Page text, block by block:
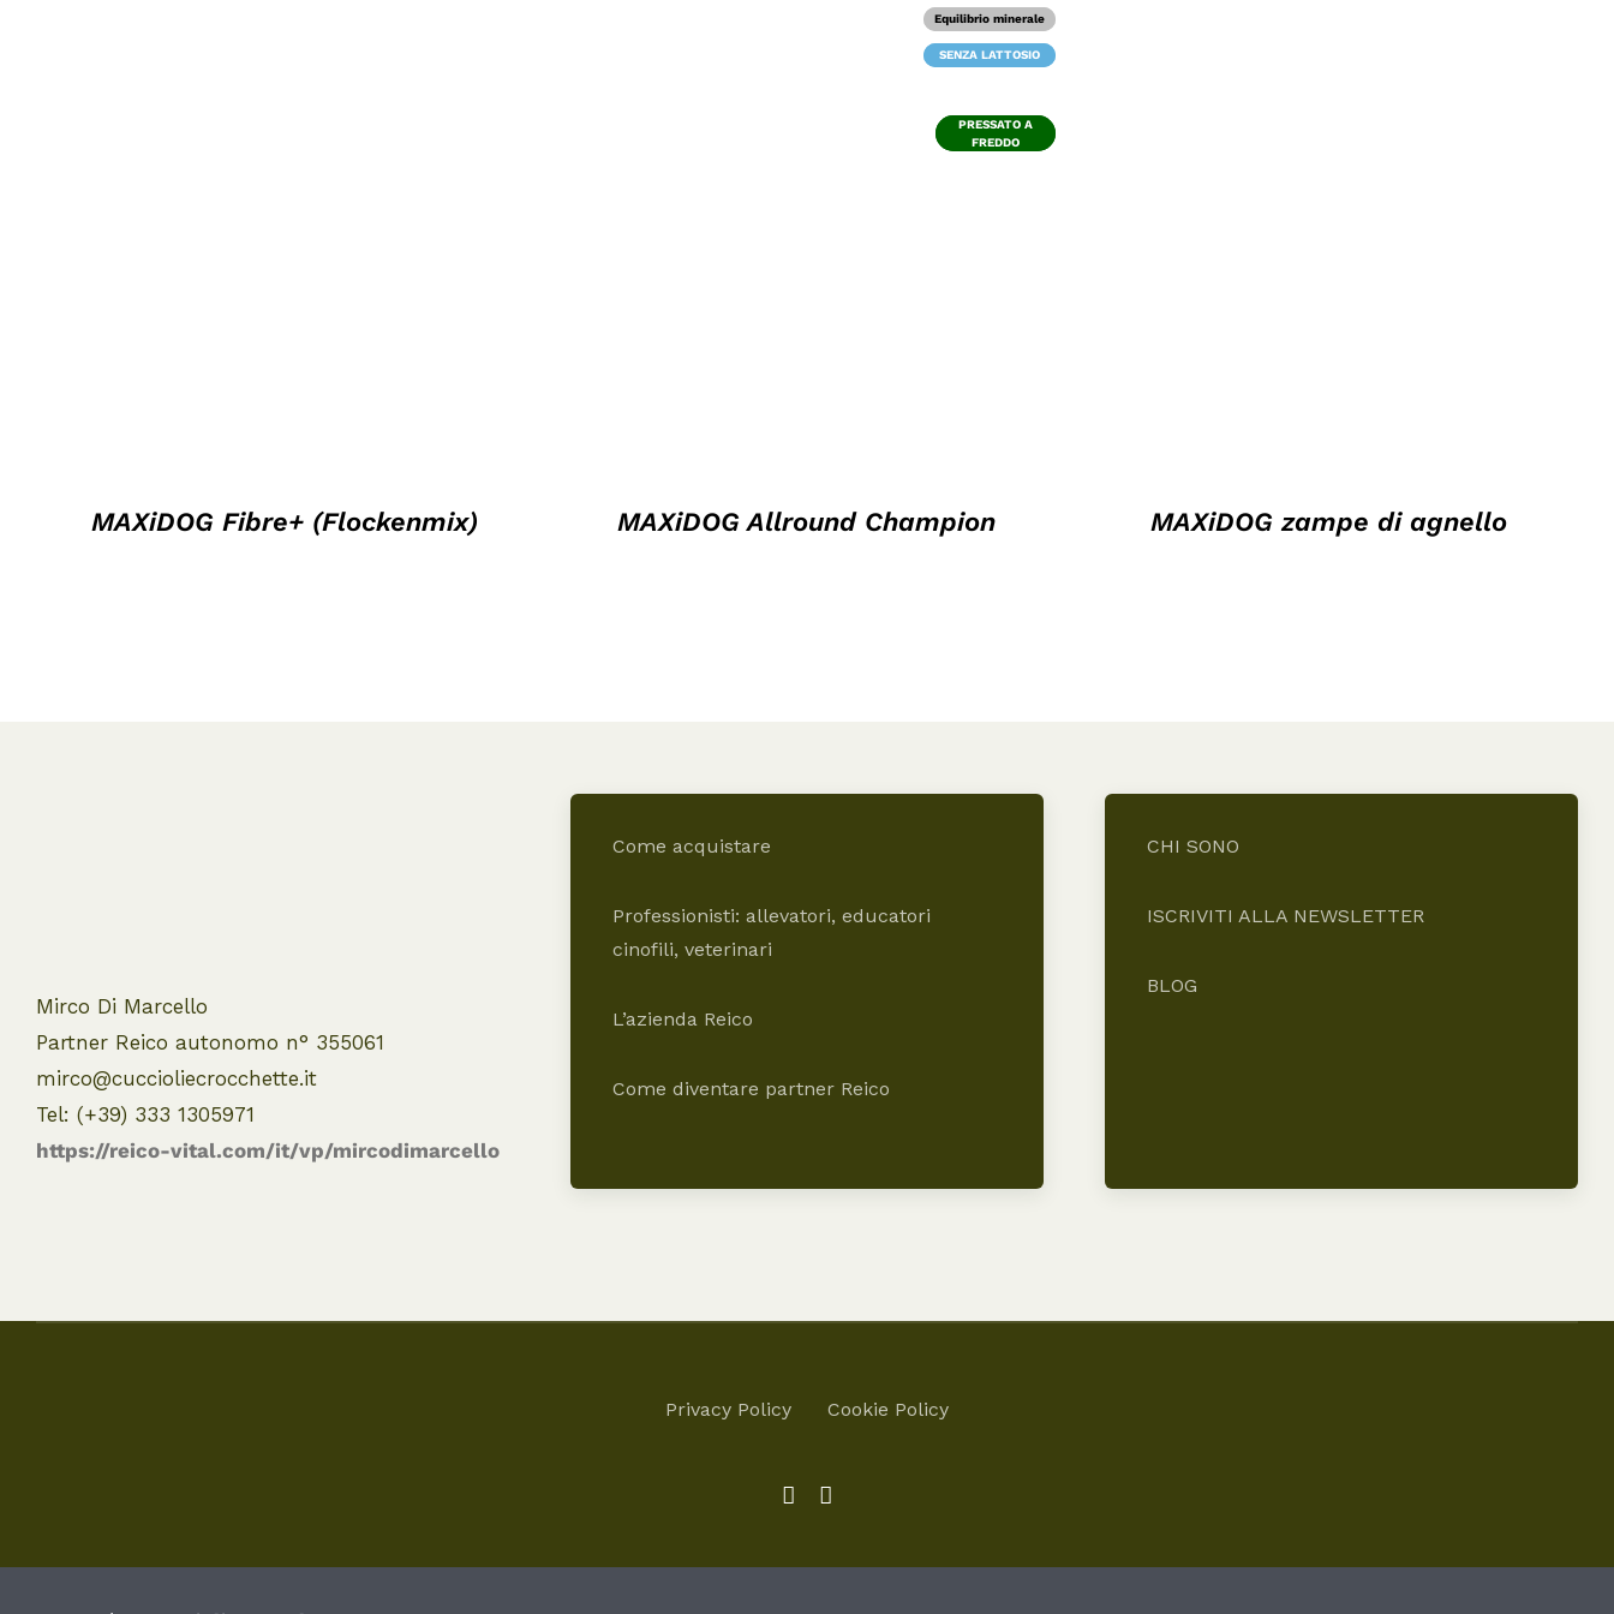
MAXiDOG Fibre+ (Flockenmix)
SENZA LATTOSIO
PRESSATO A
FREDDO
Equilibrio minerale
Equilibrio minerale
SENZA LATTOSIO
PRESSATO A
FREDDO
MAXiDOG Allround Champion MAXiDOG zampe di agnello
Mirco Di Marcello
Partner Reico autonomo n° 355061
mirco@cuccioliecrocchette.it
Tel: (+39) 333 1305971
https://reico-vital.com/it/vp/mircodimarcello
Come acquistare
Professionisti: allevatori, educatori
cinofili, veterinari
L’azienda Reico
Come diventare partner Reico
CHI SONO
ISCRIVITI ALLA NEWSLETTER
BLOG
Privacy Policy Cookie Policy